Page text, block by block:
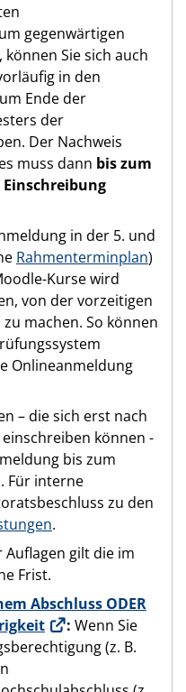
gegenwärtigen
Sie sich auch
in den
Ende der
der
Der Nachweis
muss dann bis zum
Einschreibung
in der 5. und
Rahmenterminplan)
Kurse wird
von der vorzeitigen
machen. So können
Onlineanmeldung
– die sich erst nach
können -
bis zum
Für interne
zu den
.
gilt die im
Frist.
Abschluss ODER
: Wenn Sie
(z. B.